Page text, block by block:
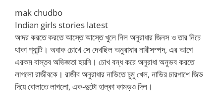
mak chudbo
Indian girls stories latest
আদর করতে করতে আস্তে আস্তে খুলে নিল অনুরাধার জিনস ও তার নিচে
থাকা প্যান্টি। অবাক চোখে সে দেখছিল অনুরাধার নারীসম্পদ, এর আগে
এরকম বাস্তব অভিজ্ঞতা হয়নি। চোখ বন্ধ করে অনুরাধা অনুভব করতে
লাগলো রাজীবকে। রাজীব অনুরাধার নাভিতে চুমু খেল, নাভির চারপাশে জিভ
দিয়ে বোলাতে লাগলো, এক-দুটো হাল্কা কামড়ও দিল।